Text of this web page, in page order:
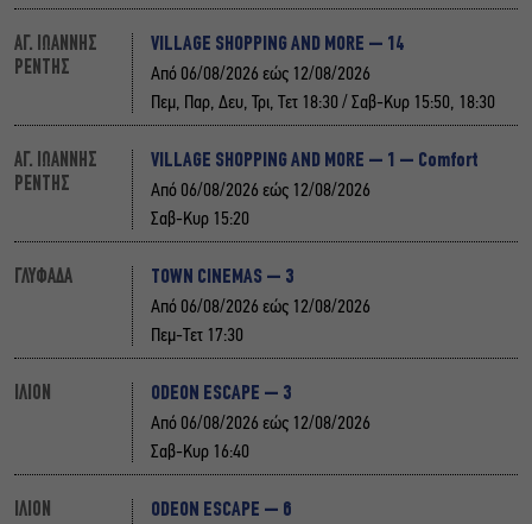
ΑΓ. ΙΩΑΝΝΗΣ
ΡΕΝΤΗΣ
VILLAGE SHOPPING AND MORE – 14
Από 06/08/2026 εώς 12/08/2026
Πεμ, Παρ, Δευ, Τρι, Τετ 18:30 / Σαβ-Κυρ 15:50, 18:30
ΑΓ. ΙΩΑΝΝΗΣ
ΡΕΝΤΗΣ
VILLAGE SHOPPING AND MORE – 1 – Comfort
Από 06/08/2026 εώς 12/08/2026
Σαβ-Κυρ 15:20
ΓΛΥΦΑΔΑ TOWN CINEMAS – 3
Από 06/08/2026 εώς 12/08/2026
Πεμ-Τετ 17:30
ΙΛΙΟΝ ODEON ESCAPE – 3
Από 06/08/2026 εώς 12/08/2026
Σαβ-Κυρ 16:40
ΙΛΙΟΝ ODEON ESCAPE – 6